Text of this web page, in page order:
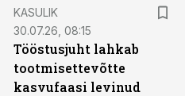
KASULIK
30.07.26, 08:15
Tööstusjuht lahkab
tootmisettevõtte
kasvufaasi levinud